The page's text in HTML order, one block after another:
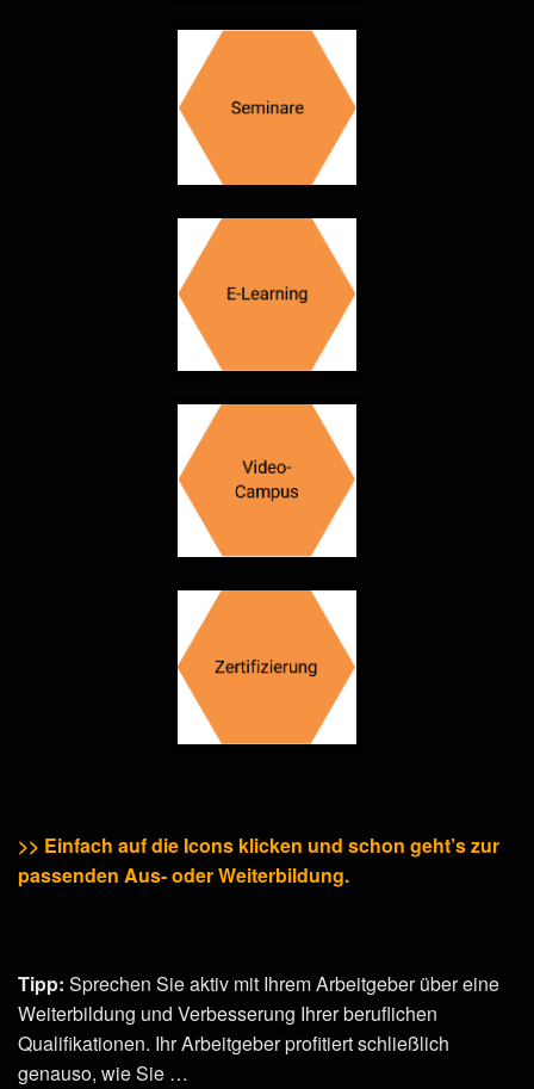
>> Einfach auf die Icons klicken und schon geht’s zur
passenden Aus- oder Weiterbildung.
Tipp: Sprechen Sie aktiv mit Ihrem Arbeitgeber über eine
Weiterbildung und Verbesserung Ihrer beruflichen
Qualifikationen. Ihr Arbeitgeber profitiert schließlich
genauso, wie Sie …